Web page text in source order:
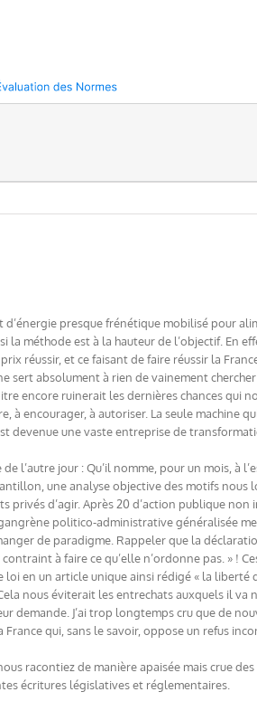
d’énergie presque frénétique mobilisé pour
la méthode est à la hauteur de l’objectif.
réussir, et ce faisant de faire réussir la
sert absolument à rien de vainement
encore ruinerait les dernières chances qui
à encourager, à autoriser. La seule machine
devenue une vaste entreprise de
l’autre jour : Qu’il nomme, pour un mois, à
une analyse objective des motifs
privés d’agir. Après 20 d’action publique
politico-administrative généralisée
de paradigme. Rappeler que la
à faire ce qu’elle n’ordonne pas. » !
loi en un article unique ainsi rédigé « la
nous éviterait les entrechats auxquels il
demande. J’ai trop longtemps cru que de
qui, sans le savoir, oppose un refus
racontiez de manière apaisée mais crue
écritures législatives et réglementaires.